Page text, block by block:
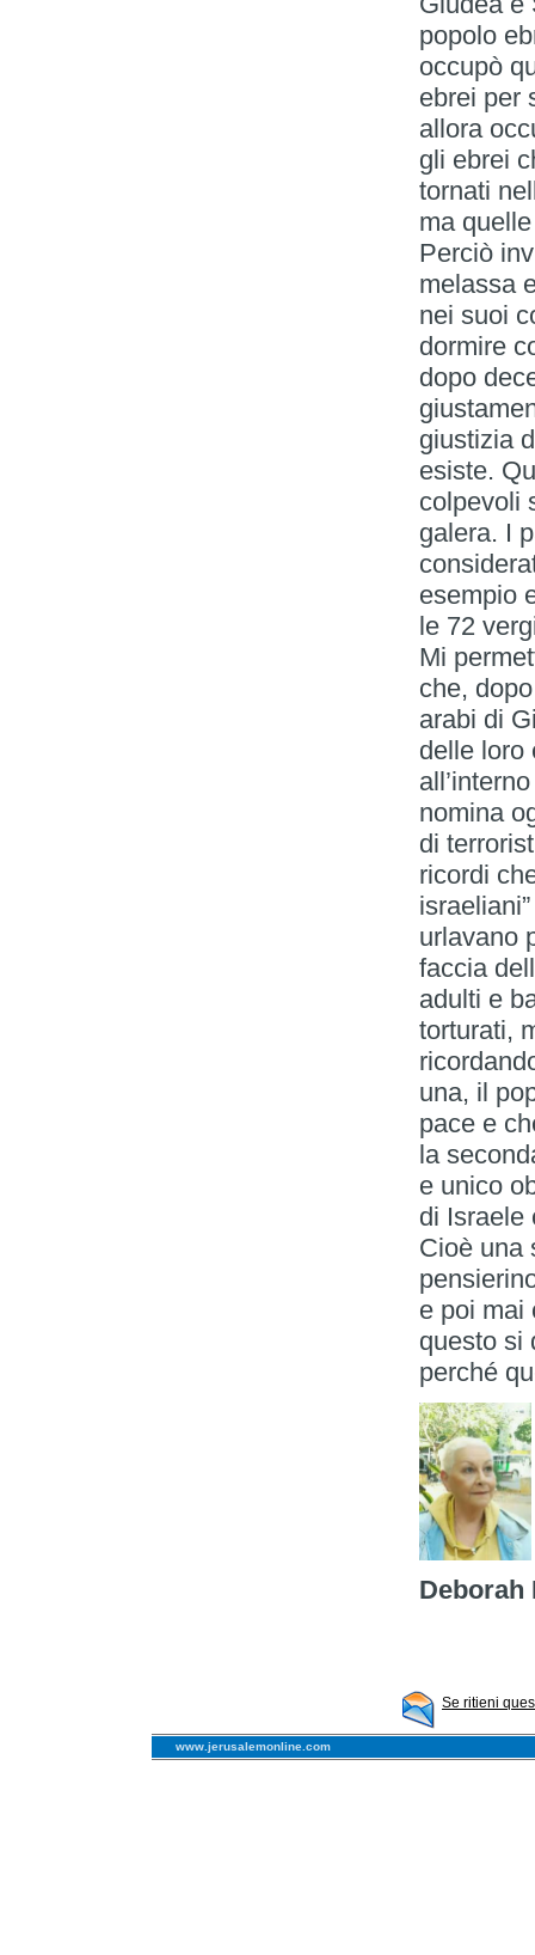
popolo
occupò
ebrei per
allora
gli ebrei
tornati
ma
Perciò
melassa
nei suoi
dormire
dopo
giustizia
esiste.
colpevoli
galera. I
esempio
le 72
Mi
che,
arabi di
delle loro
nomina
di
ricordi
urlavano
faccia
adulti e
torturati,
una, il
pace e
la
e unico
di Israele
Cioè una
e poi mai
questo si
perché
Deborah
Se ritieni
www.jerusalemonline.com